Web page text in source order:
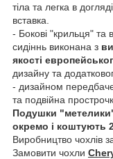
тіла та легка в
вставка.
- Бокові "крильця" та
сидіннь виконана з
якості
дизайну та
- дизайном
та подвійна
Подушки
окремо і коштують
Виробництво чохлів
Замовити чохли